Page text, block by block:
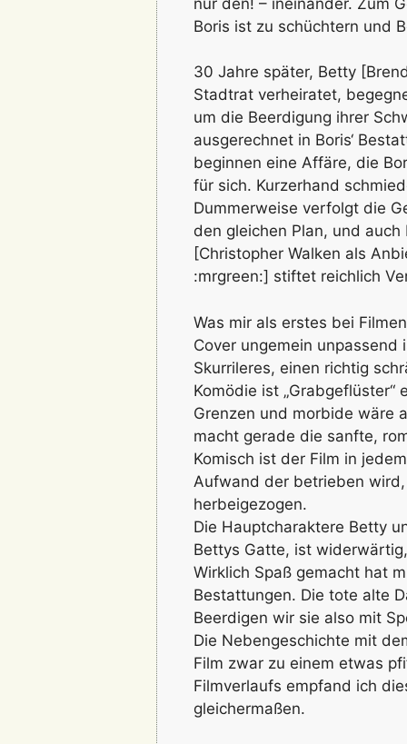
Boris ist zu schüchtern und
30 Jahre später, Betty
Stadtrat verheiratet,
um die Beerdigung ihrer
ausgerechnet in Boris‘
beginnen eine Affäre, die
für sich. Kurzerhand
Dummerweise verfolgt die
den gleichen Plan, und auch
[Christopher Walken als
:mrgreen:] stiftet reichlich
Was mir als erstes bei
Cover ungemein
Skurrileres, einen richtig
Komödie ist
Grenzen und morbide wäre
macht gerade die sanfte,
Komisch ist der Film in
Aufwand der betrieben
herbeigezogen.
Die Hauptcharaktere Betty
Bettys Gatte, ist
Wirklich Spaß gemacht hat
Bestattungen. Die tote alte
Beerdigen wir sie also mit
Die Nebengeschichte mit
Film zwar zu einem etwas
Filmverlaufs empfand ich
gleichermaßen.